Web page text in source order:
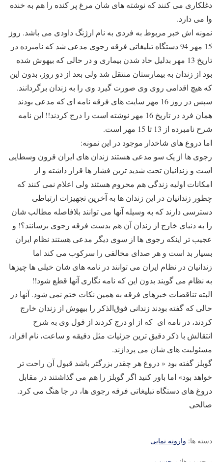
دغلکاری می کنند که نوشته های شان مرغ پر کنده را هم به خنده
وا می دارد.
نمونه اش خبر مربوط به فردی به نام ارژنگ داودی می باشد. روز
15 مهر 94 دستگاه تبلیغاتی فرقه رجوی مدعی شد که نامبرده در
تاریخ 13 مهر بدلیل حاد شدن بیماری و در حالی که بیهوش شده
بود از زندان به بیمارستان منتقل شد ولی بعد از دو روز، بدون این
که هیچ اقدامی روی وی صورت گیرد وی را به زندان برگردانند.
سپس در روز 16 مهر سایت های فرقه نامه ای که مدعی بودند
همان فرد در تاریخ 16 مهر نوشته است را درج کردند!! این نامه
شرح نامبرده از 13 تا 15 مهر است.
اما دروغ های شاخدار موجود در این نمونه:
رجوی ها از یک سو مدعی هستند زندان های ایران قرون وسطایی
است و زندانیان تحت شدید ترین فشار ها قرار داشته و از
امکانات اولیه زندگی هم محروم هستند ولی اعلام نمی کنند که
چطور زندانیان در این زندان ها به آخرین تجهیزات ارتباطی
دسترسی دارند که به وسیله آنها می توانند بلافاصله مطالب شان
را به دنیای خارج از زندان آن هم بدست فرقه رجوی برسانند؟! و
عجیب تر اینکه رجوی ها از سوی دیگر مدعی هستند نظام ایران
بسیار بد است و هر صدای مخالفی را سرکوب می کند اما
زندانیان در نظام ایران می توانند در نامه های شان خیلی ها چیزها
به نظام می گویند بدون این که نامه نگاری آنها قطع شود!!
البته تناقضات خبرهای فرقه به همین نکات ختم نمی شود. آنها در
حالی که گفته بودند زندانی فوق‌الذکر را بیهوش از زندان خارج
کردند، در نامه ای که از او درج کردند از قول وی به شرح
انتقالش با ذکر دقیق ترین جزئیات مثل دقیقه و ساعت، نام افراد،
مسئولیت های شان می پردازند.
گوبلز گفته بود « دروغ هر چقدر بزرگتر باشد قبول آن راحت تر
خواهد بود» اما باور کنید اگر گوبلز را هم می گذاشتند در مقابل
دروغ های دستگاه تبلیغاتی فرقه رجوی ها، در جا هنگ می کرد.
صالحی
دسته ها: وارونه نمایی